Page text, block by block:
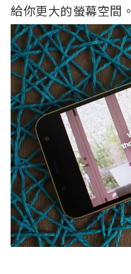
給你更大的螢幕空間。